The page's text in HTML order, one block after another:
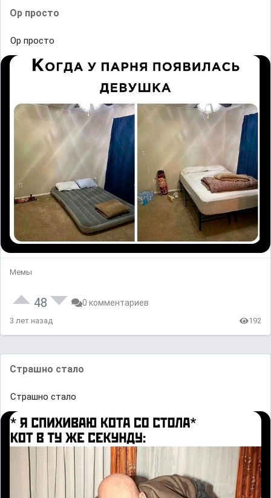
Oр прᴏстᴏ
Oр прᴏстᴏ
Мемы
48 0 комментариев
3 лет назад 192
Страшнo cтало
Страшнo cтало